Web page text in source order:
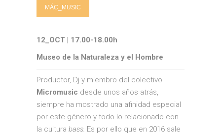
MÁC_MUSIC
12_OCT | 17.00-18.00h
Museo de la Naturaleza y el Hombre
Productor, Dj y miembro del colectivo
Micromusic desde unos años atrás,
siempre ha mostrado una afinidad especial
por este género y todo lo relacionado con
la cultura bass. Es por ello que en 2016 sale